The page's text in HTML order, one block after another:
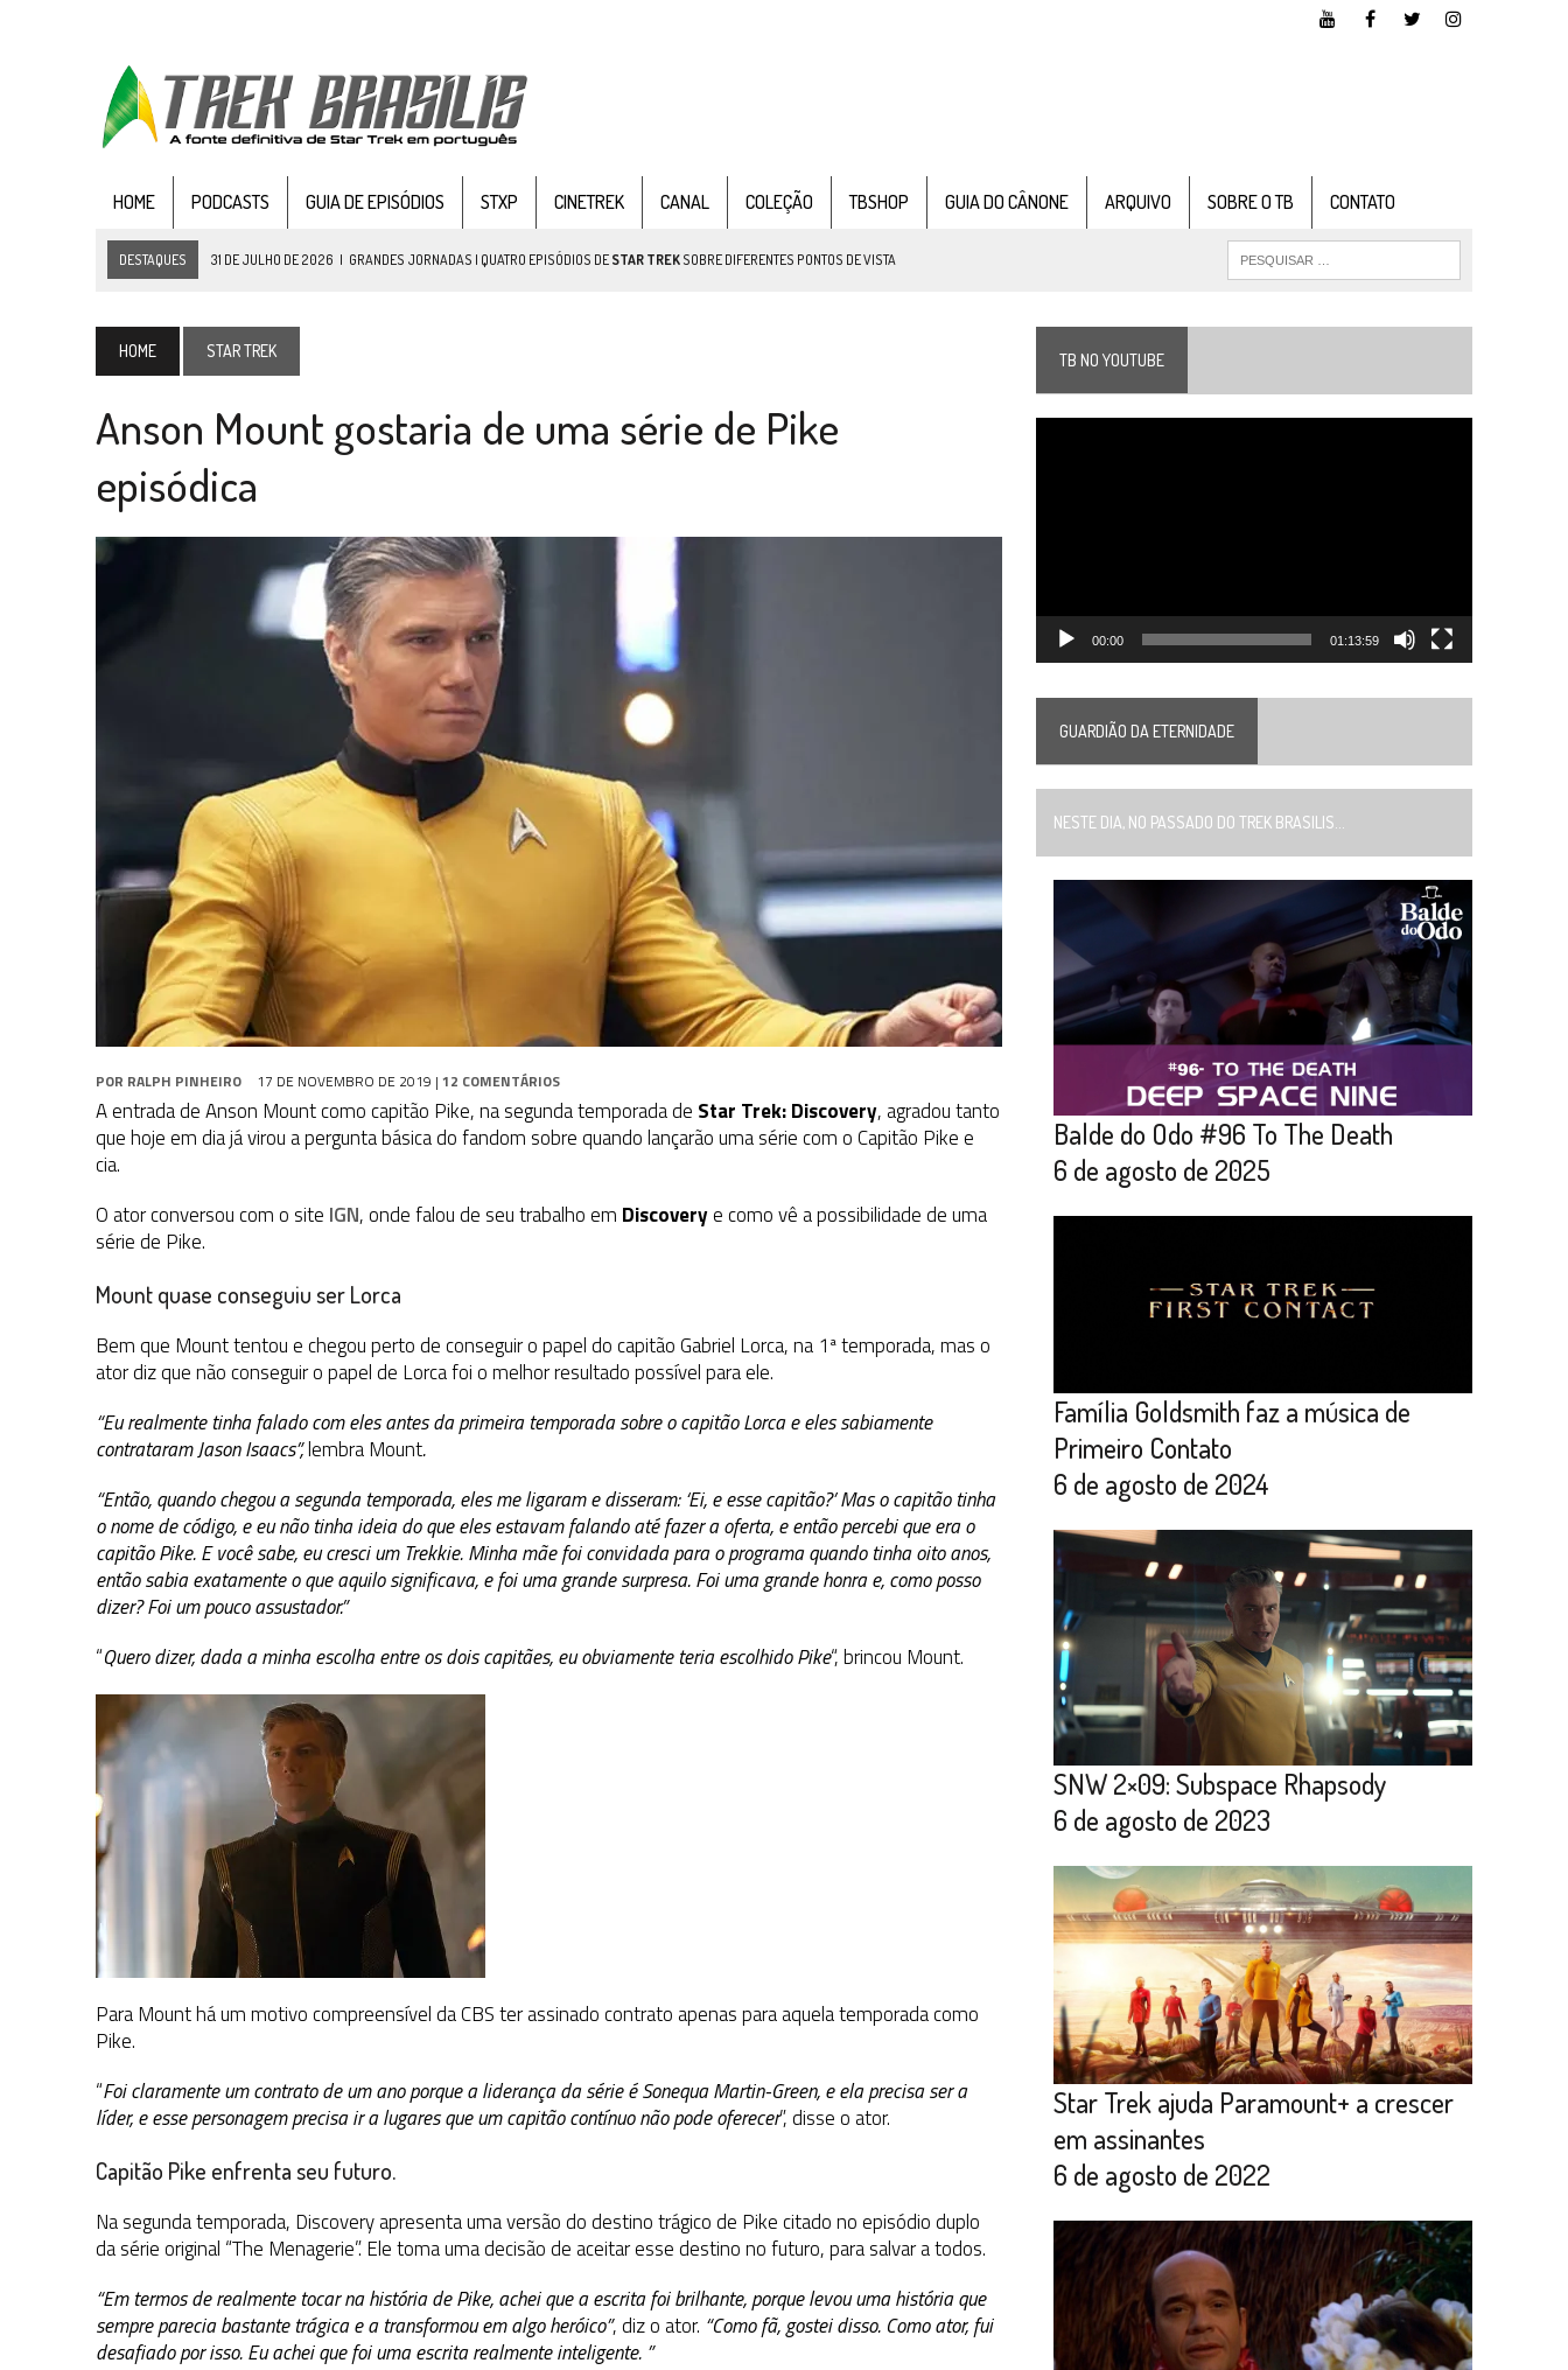
HOME PODCASTS GUIA DE EPISÓDIOS STXP CINETREK CANAL COLEÇÃO TBSHOP GUIA DO CÂNONE ARQUIVO SOBRE O TB CONTATO
DESTAQUES 31 DE JULHO DE 2026 | GRANDES JORNADAS | QUATRO EPISÓDIOS DE STAR TREK SOBRE DIFERENTES PONTOS DE VISTA
6 DE AGOSTO DE 2026 | AVALIE E COMENTE SNW 4×03: HUMAN BEST FRIEND
5 DE AGOSTO DE 2026 BALDE DO ODO #122 CHILDREN OF TIME
REVISITANDO “HIDE AND Q” (TNG 1×09)
3 DE AGOSTO DE 2026 |
TB AO VIVO | STAR TREK: STRANGE NEW WORLDS – “THE GRIFFIN INCIDENT” (4×02)
ELENCO DE STRANGE NEW WORLDS ENCARA O FIM DE UMA ERA NA SDCC
HOME STAR TREK
Anson Mount gostaria de uma série de Pike
episódica
POR RALPH PINHEIRO 17 DE NOVEMBRO DE 2019 | 12 COMENTÁRIOS
A entrada de Anson Mount como capitão Pike, na segunda temporada de Star Trek: Discovery, agradou tanto
que hoje em dia já virou a pergunta básica do fandom sobre quando lançarão uma série com o Capitão Pike e
cia.
O ator conversou com o site IGN, onde falou de seu trabalho em Discoverye como vê a possibilidade de uma
série de Pike.
Mount quase conseguiu ser Lorca
Bem que Mount tentou e chegou perto de conseguir o papel do capitão Gabriel Lorca, na 1ª temporada, mas o
ator diz que não conseguir o papel de Lorca foi o melhor resultado possível para ele.
“Eu realmente tinha falado com eles antes da primeira temporada sobre o capitão Lorca e eles sabiamente
contrataram Jason Isaacs”,lembra Mount.
“Então, quando chegou a segunda temporada, eles me ligaram e disseram: ‘Ei, e esse capitão?’ Mas o capitão tinha
o nome de código, e eu não tinha ideia do que eles estavam falando até fazer a oferta, e então percebi que era o
capitão Pike. E você sabe, eu cresci um Trekkie. Minha mãe foi convidada para o programa quando tinha oito anos,
então sabia exatamente o que aquilo significava, e foi uma grande surpresa. Foi uma grande honra e, como posso
dizer? Foi um pouco assustador.”
“Quero dizer, dada a minha escolha entre os dois capitães, eu obviamente teria escolhido Pike“, brincou Mount.
Para Mount há um motivo compreensível da CBS ter assinado contrato apenas para aquela temporada como
Pike.
“Foi claramente um contrato de um ano porque a liderança da série é Sonequa Martin-Green, e ela precisa ser a
líder, e esse personagem precisa ir a lugares que um capitão contínuo não pode oferecer”, disse o ator.
Capitão Pike enfrenta seu futuro.
Na segunda temporada, Discovery apresenta uma versão do destino trágico de Pike citado no episódio duplo
da série original “The Menagerie”. Ele toma uma decisão de aceitar esse destino no futuro, para salvar a todos.
“Em termos de realmente tocar na história de Pike, achei que a escrita foi brilhante, porque levou uma história que
sempre parecia bastante trágica e a transformou em algo heróico”, diz o ator. “Como fã, gostei disso. Como ator, fui
desafiado por isso. Eu achei que foi uma escrita realmente inteligente. ”
TB NO YOUTUBE
00:00 01:13:59
GUARDIÃO DA ETERNIDADE
NESTE DIA, NO PASSADO DO TREK BRASILIS...
Balde do Odo #96 To The Death
6 de agosto de 2025
Família Goldsmith faz a música de
Primeiro Contato
6 de agosto de 2024
SNW 2×09: Subspace Rhapsody
6 de agosto de 2023
Star Trek ajuda Paramount+ a crescer
em assinantes
6 de agosto de 2022